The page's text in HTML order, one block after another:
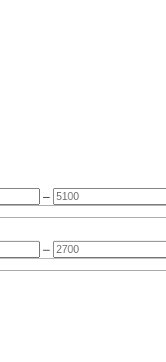
–
–